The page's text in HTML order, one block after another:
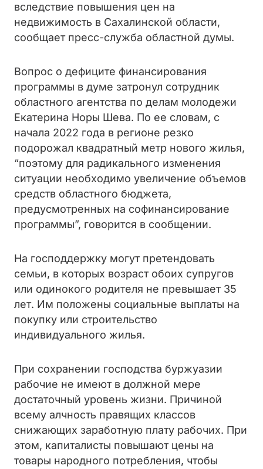
вследствие повышения цен на
недвижимость в Сахалинской области,
сообщает пресс-служба областной думы.
Вопрос о дефиците финансирования
программы в думе затронул сотрудник
областного агентства по делам молодежи
Екатерина Норы Шева. По ее словам, с
начала 2022 года в регионе резко
подорожал квадратный метр нового жилья,
“поэтому для радикального изменения
ситуации необходимо увеличение объемов
средств областного бюджета,
предусмотренных на софинансирование
программы”, говорится в сообщении.
На господдержку могут претендовать
семьи, в которых возраст обоих супругов
или одинокого родителя не превышает 35
лет. Им положены социальные выплаты на
покупку или строительство
индивидуального жилья.
При сохранении господства буржуазии
рабочие не имеют в должной мере
достаточный уровень жизни. Причиной
всему алчность правящих классов
снижающих заработную плату рабочих. При
этом, капиталисты повышают цены на
товары народного потребления, чтобы